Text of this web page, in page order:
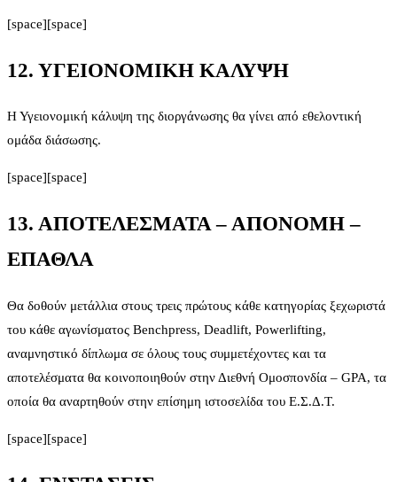
[space][space]
12. ΥΓΕΙΟΝΟΜΙΚΗ ΚΑΛΥΨΗ
Η Υγειονομική κάλυψη της διοργάνωσης θα γίνει από εθελοντική
ομάδα διάσωσης.
[space][space]
13. ΑΠΟΤΕΛΕΣΜΑΤΑ – ΑΠΟΝΟΜΗ –
ΕΠΑΘΛΑ
Θα δοθούν μετάλλια στους τρεις πρώτους κάθε κατηγορίας ξεχωριστά
του κάθε αγωνίσματος Benchpress, Deadlift, Powerlifting,
αναμνηστικό δίπλωμα σε όλους τους συμμετέχοντες και τα
αποτελέσματα θα κοινοποιηθούν στην Διεθνή Ομοσπονδία – GPA, τα
οποία θα αναρτηθούν στην επίσημη ιστοσελίδα του Ε.Σ.Δ.Τ.
[space][space]